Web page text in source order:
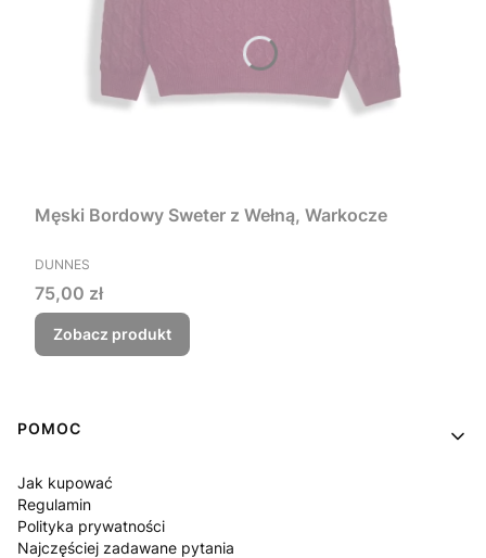
Męski Bordowy Sweter z Wełną, Warkocze
PRODUCENT
DUNNES
Cena
75,00 zł
Zobacz produkt
Linki w stopce
POMOC
Jak kupować
Regulamin
Polityka prywatności
Najczęściej zadawane pytania